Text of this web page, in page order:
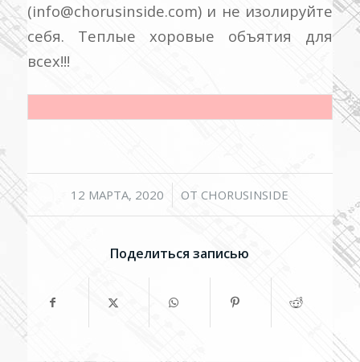
(info@chorusinside.com) и не изолируйте
себя. Теплые хоровые объятия для
всех!!!
12 МАРТА, 2020
/ ОТ CHORUSINSIDE
Поделиться записью